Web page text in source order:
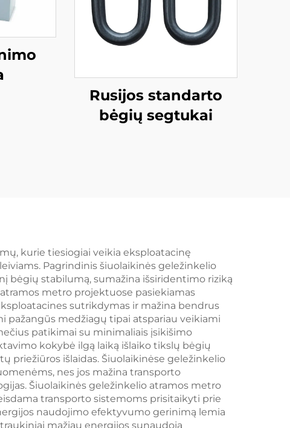
Rusijos standarto
bėgių segtukai
kurie tiesiogiai veikia eksploatacinę
Pagrindinis šiuolaikinės geležinkelio
bėgių stabilumą, sumažina išsiridentimo riziką
metro projektuose pasiekiamas
sutrikdymas ir mažina bendrus
pažangūs medžiagų tipai atspariau veikiami
patikimai su minimaliais įsikišimo
kokybė ilgą laiką išlaiko tikslų bėgių
priežiūros išlaidas. Šiuolaikinėse geležinkelio
nes jos mažina transporto
Šiuolaikinės geležinkelio atramos metro
transporto sistemoms prisitaikyti prie
naudojimo efektyvumo gerinimą lemia
mažiau energijos sunaudoja